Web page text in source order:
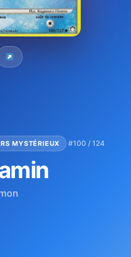
MYSTÉRIEUX ·#100 / 124